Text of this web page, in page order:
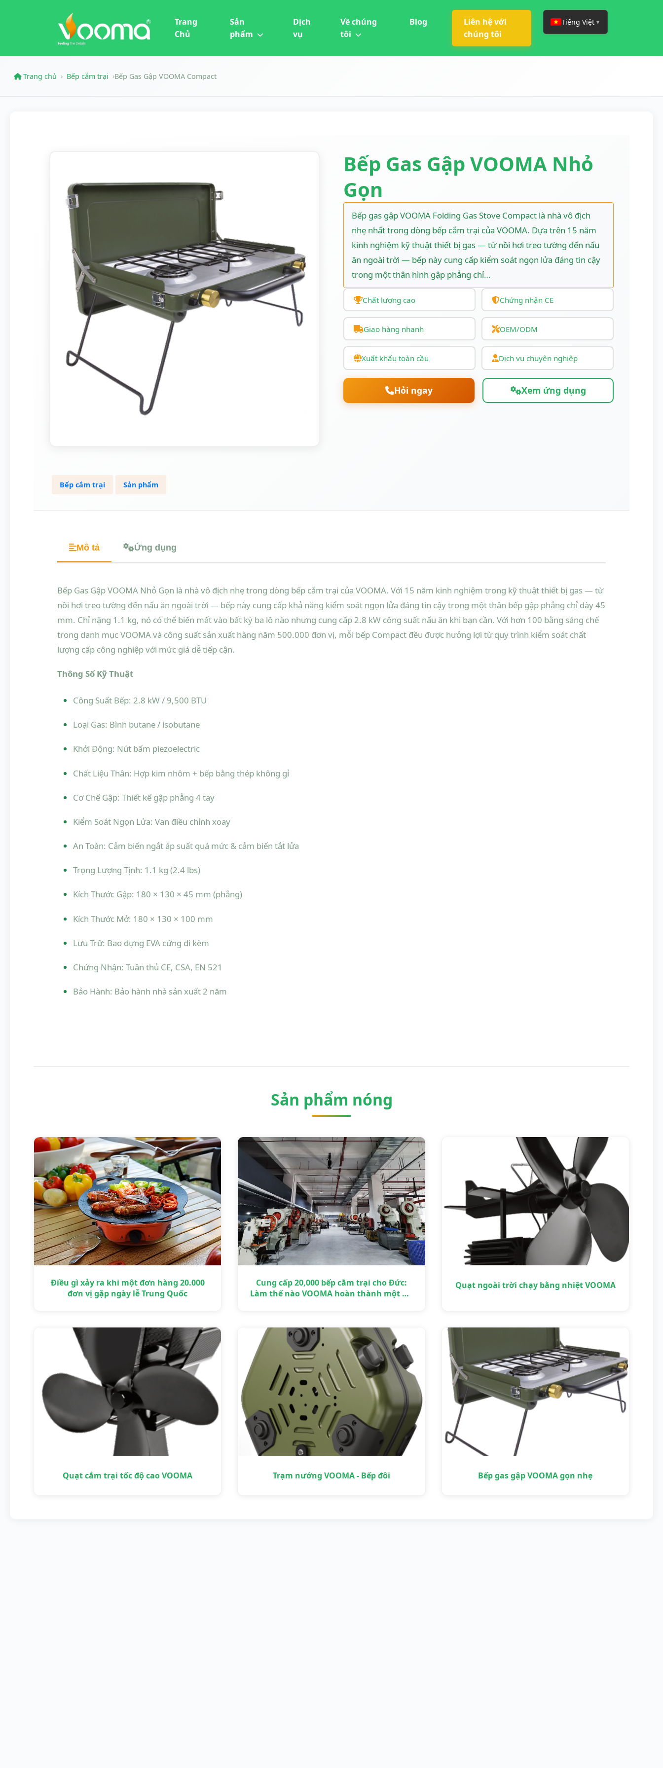
Trang
Chủ
Sản
phẩm
Dịch
vụ
Về chúng
tôi
Blog
Liên hệ với
chúng tôi
Tiếng Việt ▼
Trang chủ › Bếp cắm trại ›Bếp Gas Gập VOOMA Compact
Bếp Gas Gập VOOMA Nhỏ
Gọn
Bếp gas gập VOOMA Folding Gas Stove Compact là nhà vô địch
nhẹ nhất trong dòng bếp cắm trại của VOOMA. Dựa trên 15 năm
kinh nghiệm kỹ thuật thiết bị gas — từ nồi hơi treo tường đến nấu
ăn ngoài trời — bếp này cung cấp kiểm soát ngọn lửa đáng tin cậy
trong một thân hình gập phẳng chỉ…
Chất lượng cao Chứng nhận CE
Giao hàng nhanh OEM/ODM
Xuất khẩu toàn cầu Dịch vụ chuyên nghiệp
Hỏi ngay Xem ứng dụng
Bếp cắm trại Sản phẩm
Mô tả Ứng dụng
Bếp Gas Gập VOOMA Nhỏ Gọn là nhà vô địch nhẹ trong dòng bếp cắm trại của VOOMA. Với 15 năm kinh nghiệm trong kỹ thuật thiết bị gas — từ
nồi hơi treo tường đến nấu ăn ngoài trời — bếp này cung cấp khả năng kiểm soát ngọn lửa đáng tin cậy trong một thân bếp gập phẳng chỉ dày 45
mm. Chỉ nặng 1.1 kg, nó có thể biến mất vào bất kỳ ba lô nào nhưng cung cấp 2.8 kW công suất nấu ăn khi bạn cần. Với hơn 100 bằng sáng chế
trong danh mục VOOMA và công suất sản xuất hàng năm 500.000 đơn vị, mỗi bếp Compact đều được hưởng lợi từ quy trình kiểm soát chất
lượng cấp công nghiệp với mức giá dễ tiếp cận.
Thông Số Kỹ Thuật
Công Suất Bếp: 2.8 kW / 9,500 BTU
Loại Gas: Bình butane / isobutane
Khởi Động: Nút bấm piezoelectric
Chất Liệu Thân: Hợp kim nhôm + bếp bằng thép không gỉ
Cơ Chế Gập: Thiết kế gập phẳng 4 tay
Kiểm Soát Ngọn Lửa: Van điều chỉnh xoay
An Toàn: Cảm biến ngắt áp suất quá mức & cảm biến tắt lửa
Trọng Lượng Tịnh: 1.1 kg (2.4 lbs)
Kích Thước Gập: 180 × 130 × 45 mm (phẳng)
Kích Thước Mở: 180 × 130 × 100 mm
Lưu Trữ: Bao đựng EVA cứng đi kèm
Chứng Nhận: Tuân thủ CE, CSA, EN 521
Bảo Hành: Bảo hành nhà sản xuất 2 năm
Sản phẩm nóng
Điều gì xảy ra khi một đơn hàng 20.000
đơn vị gặp ngày lễ Trung Quốc
Cung cấp 20,000 bếp cắm trại cho Đức:
Làm thế nào VOOMA hoàn thành một dự
Quạt ngoài trời chạy bằng nhiệt VOOMA
Quạt cắm trại tốc độ cao VOOMA Trạm nướng VOOMA - Bếp đôi Bếp gas gập VOOMA gọn nhẹ